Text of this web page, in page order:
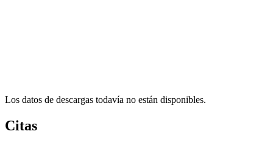
Los datos de descargas todavía no están disponibles.
Citas